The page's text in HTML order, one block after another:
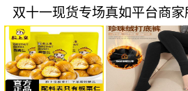
双十一现货专场真如平台商家